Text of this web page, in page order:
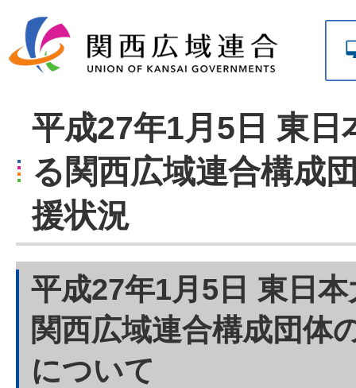
平成27年1月5日 東日
る関西広域連合構成
援状況
平成27年1月5日 東日
関西広域連合構成団体
について